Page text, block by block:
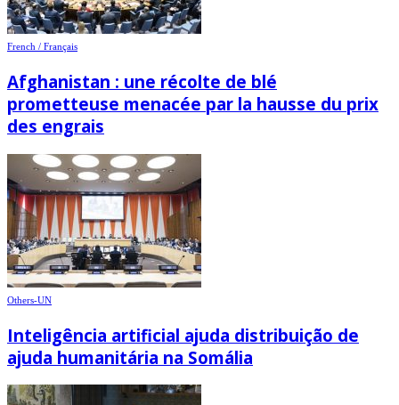
French / Français
Afghanistan : une récolte de blé
prometteuse menacée par la hausse du prix
des engrais
Others-UN
Inteligência artificial ajuda distribuição de
ajuda humanitária na Somália